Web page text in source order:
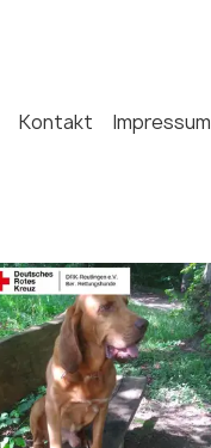
Kontakt Impressum